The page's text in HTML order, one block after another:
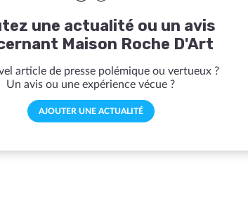
une actualité ou un avis
Maison Roche D'Art
article de presse polémique ou vertueux ?
Un avis ou une expérience vécue ?
AJOUTER UNE ACTUALITÉ